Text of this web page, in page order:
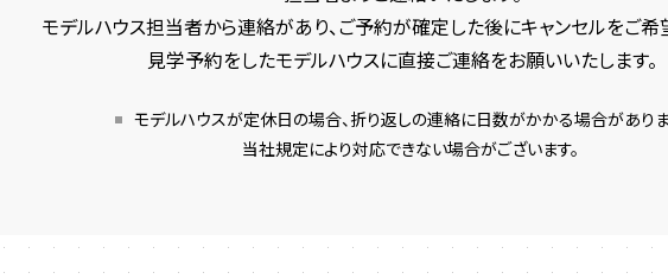
モデルハウス担当者から連絡があり、ご予約が確定した後にキャンセルをご希
見学予約をしたモデルハウスに直接ご連絡をお願いいたします。
モデルハウスが定休日の場合、折り返しの連絡に日数がかかる場合がありま
当社規定により対応できない場合がございます。